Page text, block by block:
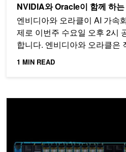
NVIDIA와 Oracle이 함께 하
엔비디아와 오라클이 AI 가속
제로 이번주 수요일 오후 2시
합니다. 엔비디아와 오라클은
1 MIN READ